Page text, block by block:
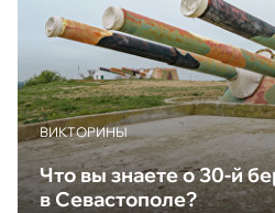
ВИКТОРИНЫ
Что вы знаете о 30-й
в Севастополе?